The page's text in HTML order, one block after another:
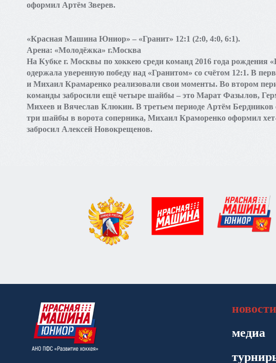
оформил Артём Зверев.
«Красная Машина Юниор» – «Гранит» 12:1 (2:0, 4:0, 6:1).
Арена: «Молодёжка» г.Москва
На Кубке г. Москвы по хоккею среди команд 2016 года
одержала уверенную победу над «Гранитом» со счётом 12:1. В
и Михаил Крамаренко реализовали свои моменты. Во втором
команды забросили ещё четыре шайбы – это Марат Фазылов,
Михеев и Вячеслав Клюкин. В третьем периоде Артём Бердников
три шайбы в ворота соперника, Михаил Краморенко оформил
забросил Алексей Новокрещенов.
новости
медиа